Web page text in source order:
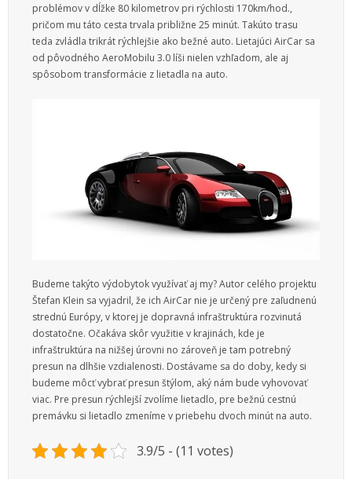
problémov v dĺžke 80 kilometrov pri rýchlosti 170km/hod.,
pričom mu táto cesta trvala približne 25 minút. Takúto trasu
teda zvládla trikrát rýchlejšie ako bežné auto. Lietajúci AirCar sa
od pôvodného AeroMobilu 3.0 líši nielen vzhľadom, ale aj
spôsobom transformácie z lietadla na auto.
Budeme takýto výdobytok využívať aj my? Autor celého projektu
Štefan Klein sa vyjadril, že ich AirCar nie je určený pre zaľudnenú
strednú Európy, v ktorej je dopravná infraštruktúra rozvinutá
dostatočne. Očakáva skôr využitie v krajinách, kde je
infraštruktúra na nižšej úrovni no zároveň je tam potrebný
presun na dlhšie vzdialenosti. Dostávame sa do doby, kedy si
budeme môcť vybrať presun štýlom, aký nám bude vyhovovať
viac. Pre presun rýchlejší zvolíme lietadlo, pre bežnú cestnú
premávku si lietadlo zmeníme v priebehu dvoch minút na auto.
3.9/5 - (11 votes)